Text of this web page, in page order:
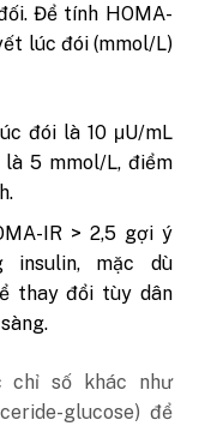
Để tính HOMA-
lúc đói (mmol/L)
đói là 10 μU/mL
5 mmol/L, điểm
IR > 2,5 gợi ý
insulin, mặc dù
thay đổi tùy dân
chỉ số khác như
glucose) để